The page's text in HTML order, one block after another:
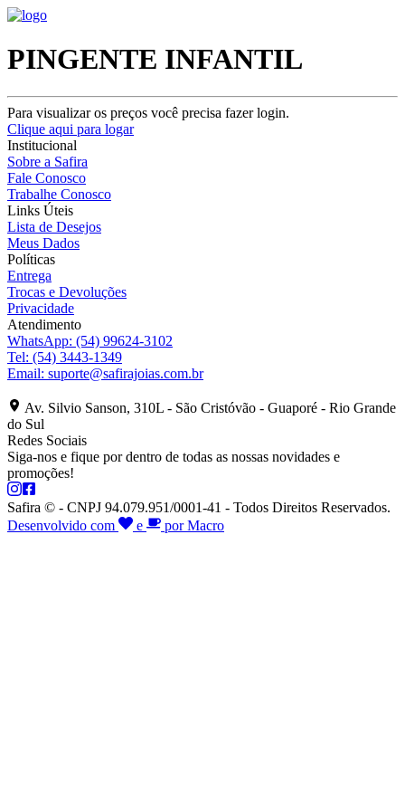
PINGENTE INFANTIL
Para visualizar os preços você precisa fazer login.
Clique aqui para logar
Institucional
Sobre a Safira
Fale Conosco
Trabalhe Conosco
Links Úteis
Lista de Desejos
Meus Dados
Políticas
Entrega
Trocas e Devoluções
Privacidade
Atendimento
WhatsApp: (54) 99624-3102
Tel: (54) 3443-1349
Email: suporte@safirajoias.com.br
Av. Silvio Sanson, 310L - São Cristóvão - Guaporé - Rio Grande
do Sul
Redes Sociais
Siga-nos e fique por dentro de todas as nossas novidades e
promoções!
Safira © - CNPJ 94.079.951/0001-41 - Todos Direitos Reservados.
Desenvolvido com
e por Macro